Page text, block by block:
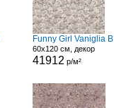
Funny Girl Vaniglia B
60x120 см, декор
41912 р/м²